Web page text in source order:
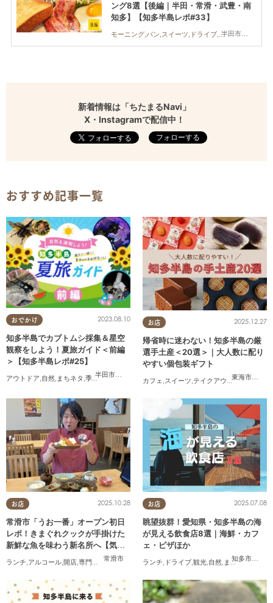
半田市,常滑市,武豊町,南知多町
ング8選【後編｜半田・常滑・武豊・南
知多】【知多半島レポ#33】
モーニング,パン,スイーツ,ドライブ,旅行,観光,夫婦,家族,カップル,おひとりさま,友人,知多半島レポ
新着情報は「ちたまるNavi」
X・Instagramで配信中！
フォローする
おすすめ記事一覧
おでかけ
半田市
,武豊町
2023.08.10
知多半島でカブトムシ採集＆星空
観察をしよう！夏旅ガイド＜前編
＞【知多半島レポ#25】
アウトドア,自然, まちネタ ,季節ネタ , 親子 ,知多半島レポ
お店
東海市
,大府
2025.12.27
帰省時に迷わない！知多半島の厳
選手土産＜20選＞｜大人数に配り
やすい個包装ギフト
カフェ,スイーツ,テイクアウト ,まとめ記事
お店
常滑市
2025.10.28
常滑市「うお一番」オープン初日
レポ！きまぐれクックが手掛けた
新鮮な魚を味わう新名所へ【気に
ランチ アルコール 開店 専門店 気になるリサーチ,家族,おひとりさま
お店
知多市
,常滑
2025.07.08
眺望抜群！愛知県・知多半島の海
が見える飲食店8選｜海鮮・カフ
ェ・ピザほか
ランチ ドライブ 観光 自然 まちネタ 季節